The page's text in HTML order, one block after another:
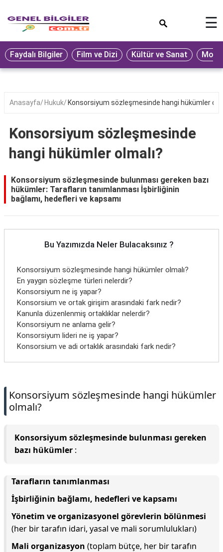
Eğitim
Ekonomi
Seyahat
Oyun
Yaşam
Hukuk
Blog
☰
Faydalı Bilgiler Film ve Dizi Kültür ve Sanat
Anasayfa Hukuk Konsorsiyum sözleşmesinde hangi hükümler
Konsorsiyum sözleşmesinde
hangi hükümler olmalı?
Konsorsiyum sözleşmesinde bulunması gereken bazı
hükümler: Tarafların tanımlanması İşbirliğinin
bağlamı, hedefleri ve kapsamı
Bu Yazımızda Neler Bulacaksınız ?
Konsorsiyum sözleşmesinde hangi hükümler olmalı?
En yaygın sözleşme türleri nelerdir?
Konsorsiyum ne iş yapar?
Konsorsium ve ortak girişim arasındaki fark nedir?
Kanunla düzenlenmiş ortaklıklar nelerdir?
Konsorsiyum ne anlama gelir?
Konsorsiyum lideri ne iş yapar?
Konsorsium ve adi ortaklık arasındaki fark nedir?
Konsorsiyum sözleşmesinde hangi hükümler
olmalı?
Konsorsiyum sözleşmesinde bulunması gereken
bazı hükümler :
Tarafların tanımlanması
İşbirliğinin bağlamı, hedefleri ve kapsamı
Yönetim ve organizasyonel görevlerin bölünmesi
(her bir tarafın idari, yasal ve mali sorumlulukları)
Mali organizasyon (toplam bütçe, her bir tarafın